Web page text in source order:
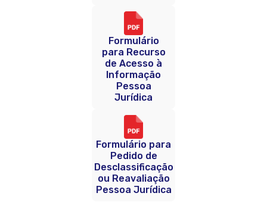
Formulário
para Recurso
de Acesso à
Informação
Pessoa
Jurídica
Formulário para
Pedido de
Desclassificação
ou Reavaliação
Pessoa Jurídica